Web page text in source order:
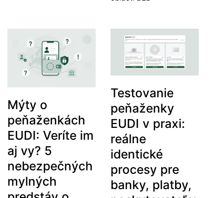
Mýty o
peňaženkách
EUDI: Veríte im
aj vy? 5
nebezpečných
mylných
Testovanie
peňaženky
EUDI v praxi:
reálne
identické
procesy pre
banky, platby,